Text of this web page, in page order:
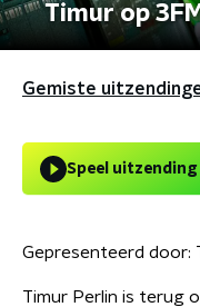
Timur op
Gemiste
Speel
Gepresenteerd door:
Timur Perlin is terug